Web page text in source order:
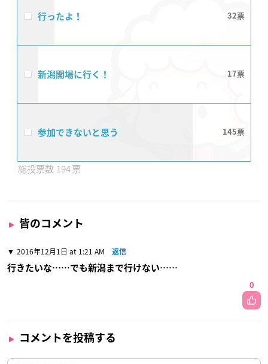
行ったよ！ 32
新潟開場に行く！ 17
参加できないと思う 145
194
皆のコメント
2016年12月1日 at 1:21 AM 返信
行きたいな……でも新潟まで行けない……
0
コメントを投稿する